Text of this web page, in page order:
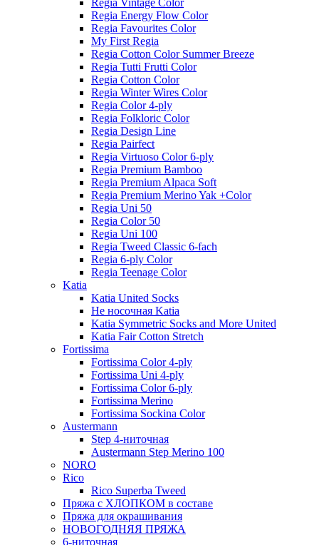
Regia Vintage Color
Regia Energy Flow Color
Regia Favourites Color
My First Regia
Regia Cotton Color Summer Breeze
Regia Tutti Frutti Color
Regia Cotton Color
Regia Winter Wires Color
Regia Color 4-ply
Regia Folkloric Color
Regia Design Line
Regia Pairfect
Regia Virtuoso Color 6-ply
Regia Premium Bamboo
Regia Premium Alpaca Soft
Regia Premium Merino Yak +Color
Regia Uni 50
Regia Color 50
Regia Uni 100
Regia Tweed Classic 6-fach
Regia 6-ply Color
Regia Teenage Color
Katia
Katia United Socks
Не носочная Katia
Katia Symmetric Socks and More United
Katia Fair Cotton Stretch
Fortissima
Fortissima Color 4-ply
Fortissima Uni 4-ply
Fortissima Color 6-ply
Fortissima Merino
Fortissima Sockina Color
Austermann
Step 4-ниточная
Austermann Step Merino 100
NORO
Rico
Rico Superba Tweed
Пряжа с ХЛОПКОМ в составе
Пряжа для окрашивания
НОВОГОДНЯЯ ПРЯЖА
6-ниточная